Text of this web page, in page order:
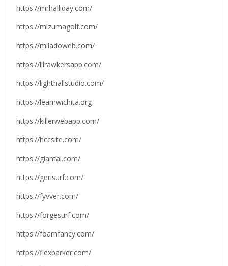
https://mrhalliday.com/
https://mizumagolf.com/
https://miladoweb.com/
https://lilrawkersapp.com/
https://lighthallstudio.com/
https://learnwichita.org
https://killerwebapp.com/
https://hccsite.com/
https://giantal.com/
https://gerisurf.com/
https://fyvver.com/
https://forgesurf.com/
https://foamfancy.com/
https://flexbarker.com/